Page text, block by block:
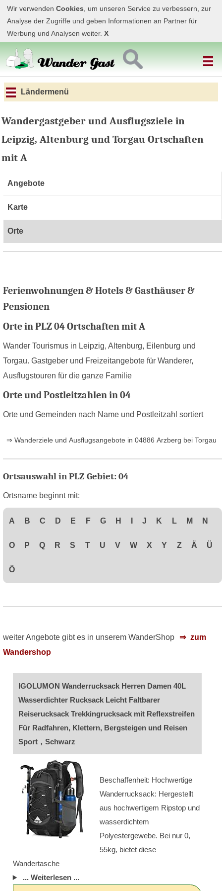
Wir verwenden Cookies , um unseren Service zu verbessern, zur
Analyse der Zugriffe und geben Informationen an Partner für
Werbung und Analysen weiter. X
Ländermenü
Wandergastgeber und Ausflugsziele in
Leipzig, Altenburg und Torgau Ortschaften
mit A
Angebote
Karte
Orte
Ferienwohnungen & Hotels & Gasthäuser &
Pensionen
Orte in PLZ 04 Ortschaften mit A
Wander Tourismus in Leipzig, Altenburg, Eilenburg und
Torgau. Gastgeber und Freizeitangebote für Wanderer,
Ausflugstouren für die ganze Familie
Orte und Postleitzahlen in 04
Orte und Gemeinden nach Name und Postleitzahl sortiert
⇒ Wanderziele und Ausflugsangebote in 04886 Arzberg bei Torgau
Ortsauswahl in PLZ Gebiet: 04
Ortsname beginnt mit:
A B C D E F G H J K L M N
O P Q R S T U V W X Y Z Ä Ü
Ö
weiter Angebote gibt es in unserem WanderShop
zum
Wandershop
IGOLUMON Wanderrucksack Herren Damen 40L
Wasserdichter Rucksack Leicht Faltbarer
Reiserucksack Trekkingrucksack mit Reflexstreifen
Für Radfahren, Klettern, Bergsteigen und Reisen
Sport，Schwarz
Beschaffenheit: Hochwertige
Wanderrucksack: Hergestellt
aus hochwertigem Ripstop und
wasserdichtem
Polyestergewebe. Bei nur 0,
55kg, bietet diese
Wandertasche
... Weiterlesen ...